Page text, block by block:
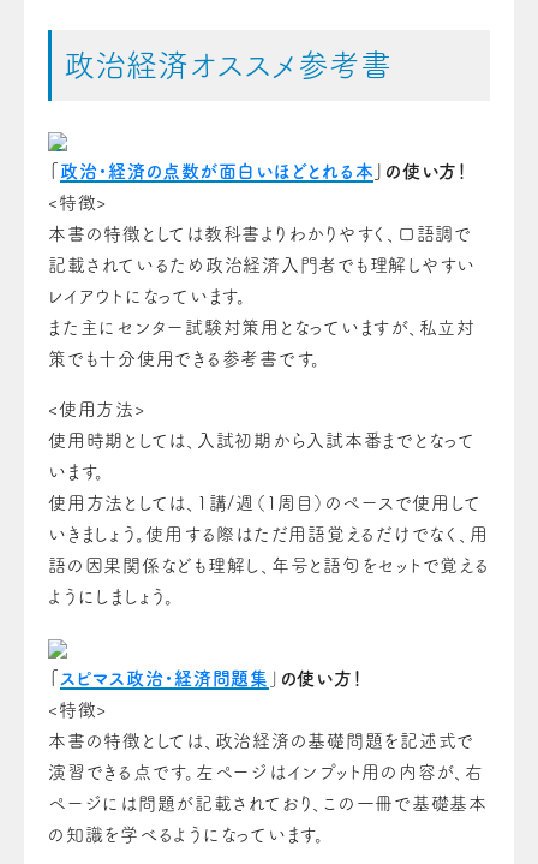
政治経済オススメ参考書
政治・経済の点数が面白いほどとれる本 」の使い方！
<特徴>
本書の特徴としては教科書よりわかりやすく、口語調で
記載されているため政治経済入門者でも理解しやすい
レイアウトになっています。
また主にセンター試験対策用となっていますが、私立対
策でも十分使用できる参考書です。
<使用方法>
使用時期としては、入試初期から入試本番までとなって
います。
使用方法としては、1講/週（1周目）のペースで使用して
いきましょう。使用する際はただ用語覚えるだけでなく、用
語の因果関係なども理解し、年号と語句をセットで覚える
ようにしましょう。
スピマス政治・経済問題集
の使い方！
<特徴>
本書の特徴としては、政治経済の基礎問題を記述式で
演習できる点です。左ページはインプット用の内容が、右
ページには問題が記載されており、この一冊で基礎基本
の知識を学べるようになっています。